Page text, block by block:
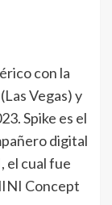
con la
Vegas) y
Spike es el
digital
el cual fue
Concept